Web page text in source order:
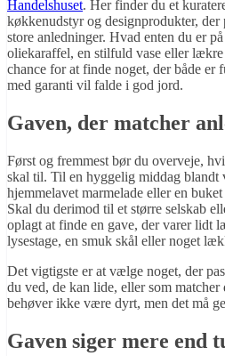
Handelshuset. Her finder du et
køkkenudstyr og designprodukter, der
store anledninger. Hvad enten du er
oliekaraffel, en stilfuld vase eller
chance for at finde noget, der både er
med garanti vil falde i god jord.
Gaven, der matcher
Først og fremmest bør du overveje,
skal til. Til en hyggelig middag blandt
hjemmelavet marmelade eller en
Skal du derimod til et større selskab
oplagt at finde en gave, der varer lidt
lysestage, en smuk skål eller noget
Det vigtigste er at vælge noget, der
du ved, de kan lide, eller som
behøver ikke være dyrt, men det må
Gaven siger mere end